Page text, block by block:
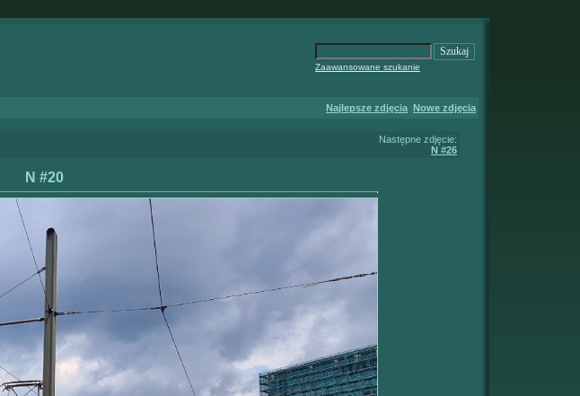
Zaawansowane szukanie
Najlepsze zdjęcia Nowe zdjęcia
Następne zdjęcie:
N #26
N #20